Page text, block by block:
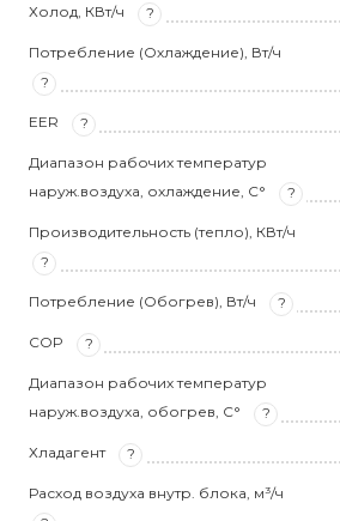
Холод, КВт/ч ?
Потребление (Охлаждение), Вт/ч
?
EER ?
Диапазон рабочих температур
наруж.воздуха, охлаждение, С°
?
Производительность (тепло), КВт/ч
?
Потребление (Обогрев), Вт/ч ?
COP ?
Диапазон рабочих температур
наруж.воздуха, обогрев, С°
?
Хладагент ?
Расход воздуха внутр. блока, м³/ч